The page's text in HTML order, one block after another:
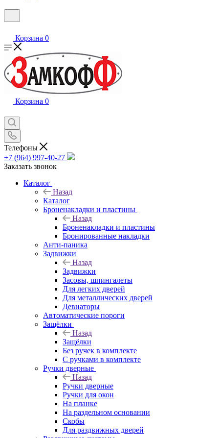
Корзина 0
Корзина 0
Телефоны
+7 (964) 997-40-27
Заказать звонок
Каталог
Назад
Каталог
Броненакладки и пластины
Назад
Броненакладки и пластины
Бронированные накладки
Анти-паника
Задвижки
Назад
Задвижки
Засовы, шпингалеты
Для легких дверей
Для металлических дверей
Девиаторы
Автоматические пороги
Защёлки
Назад
Защёлки
Без ручек в комплекте
С ручками в комплекте
Ручки дверные
Назад
Ручки дверные
Ручки для окон
На планке
На раздельном основании
Скобы
Для раздвижных дверей